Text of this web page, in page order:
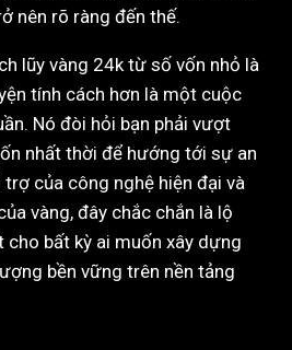
nên rõ ràng đến thế.
lũy vàng 24k từ số vốn nhỏ là
tính cách hơn là một cuộc
Nó đòi hỏi bạn phải vượt
nhất thời để hướng tới sự an
của công nghệ hiện đại và
vàng, đây chắc chắn là lộ
bất kỳ ai muốn xây dựng
bền vững trên nền tảng